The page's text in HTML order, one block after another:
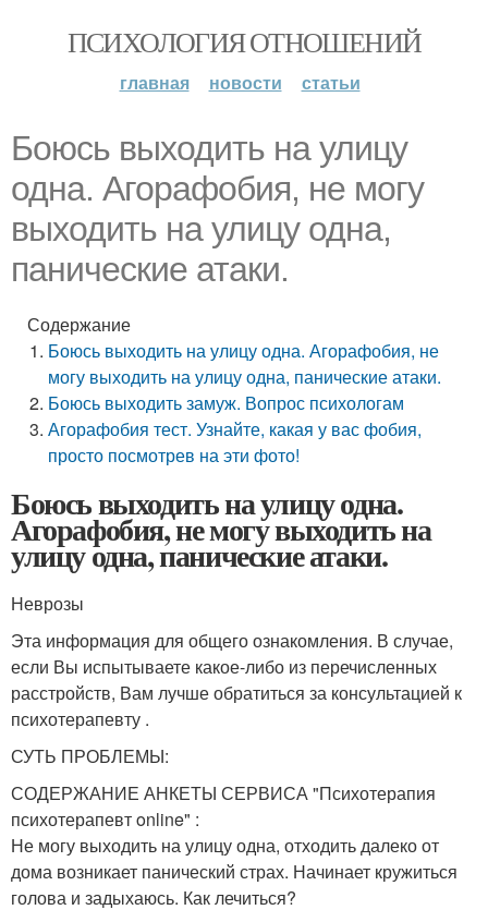
ПСИХОЛОГИЯ ОТНОШЕНИЙ
главная новости статьи
Боюсь выходить на улицу
одна. Агорафобия, не могу
выходить на улицу одна,
панические атаки.
Содержание
Боюсь выходить на улицу одна. Агорафобия, не
могу выходить на улицу одна, панические атаки.
Боюсь выходить замуж. Вопрос психологам
Агорафобия тест. Узнайте, какая у вас фобия,
просто посмотрев на эти фото!
Боюсь выходить на улицу одна.
Агорафобия, не могу выходить на
улицу одна, панические атаки.
Неврозы
Эта информация для общего ознакомления. В случае,
если Вы испытываете какое-либо из перечисленных
расстройств, Вам лучше обратиться за консультацией к
психотерапевту .
СУТЬ ПРОБЛЕМЫ:
СОДЕРЖАНИЕ АНКЕТЫ СЕРВИСА "Психотерапия
психотерапевт online" :
Не могу выходить на улицу одна, отходить далеко от
дома возникает панический страх. Начинает кружиться
голова и задыхаюсь. Как лечиться?